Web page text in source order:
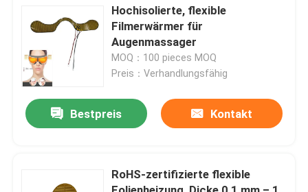
Haus
Hochisolierte, flexible
Filmerwärmer für
Augenmassager
MOQ：100 pieces MOQ
Preis：Verhandlungsfähig
Bestpreis Kontakt
RoHS-zertifizierte flexible